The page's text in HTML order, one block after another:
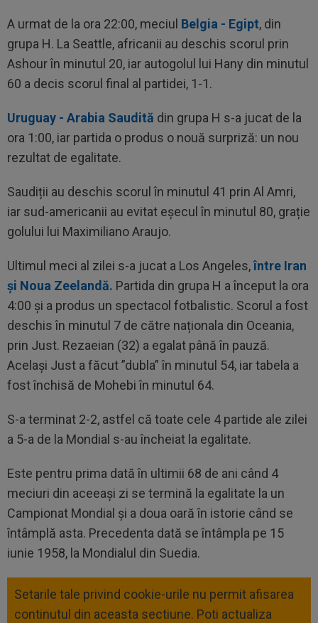
A urmat de la ora 22:00, meciul Belgia - Egipt, din
grupa H. La Seattle, africanii au deschis scorul prin
Ashour în minutul 20, iar autogolul lui Hany din minutul
60 a decis scorul final al partidei, 1-1.
Uruguay - Arabia Saudită din grupa H s-a jucat de la
ora 1:00, iar partida o produs o nouă surpriză: un nou
rezultat de egalitate.
Saudiții au deschis scorul în minutul 41 prin Al Amri,
iar sud-americanii au evitat eșecul în minutul 80, grație
golului lui Maximiliano Araujo.
Ultimul meci al zilei s-a jucat a Los Angeles,între Iran
și Noua Zeelandă. Partida din grupa H a început la ora
4:00 și a produs un spectacol fotbalistic. Scorul a fost
deschis în minutul 7 de către naționala din Oceania,
prin Just. Rezaeian (32) a egalat până în pauză.
Același Just a făcut ”dubla” în minutul 54, iar tabela a
fost închisă de Mohebi în minutul 64.
S-a terminat 2-2, astfel că toate cele 4 partide ale zilei
a 5-a de la Mondial s-au încheiat la egalitate.
Este pentru prima dată în ultimii 68 de ani când 4
meciuri din aceeași zi se termină la egalitate la un
Campionat Mondial și a doua oară în istorie când se
întâmplă asta. Precedenta dată se întâmpla pe 15
iunie 1958, la Mondialul din Suedia.
Setarile tale privind cookie-urile nu permit afisarea
continutul din aceasta sectiune. Poti actualiza